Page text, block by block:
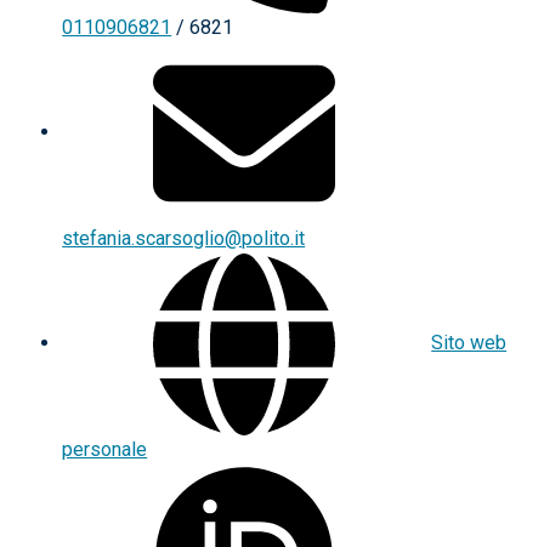
0110906821 / 6821
stefania.scarsoglio@polito.it
Sito web
personale